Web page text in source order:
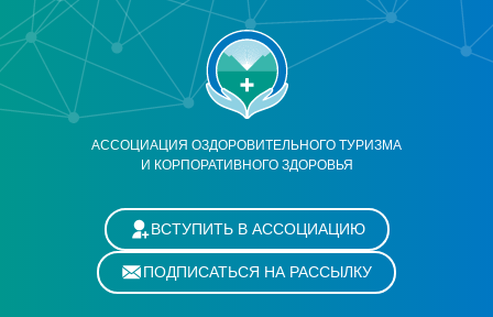
АССОЦИАЦИЯ ОЗДОРОВИТЕЛЬНОГО ТУРИЗМА
И КОРПОРАТИВНОГО ЗДОРОВЬЯ
ВСТУПИТЬ В АССОЦИАЦИЮ
ПОДПИСАТЬСЯ НА РАССЫЛКУ